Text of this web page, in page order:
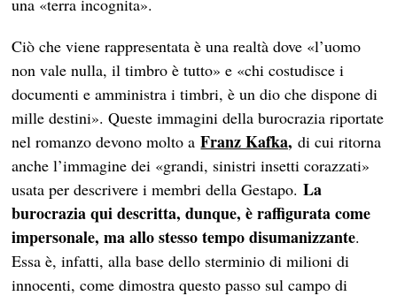
una «terra incognita».
Ciò che viene rappresentata è una realtà dove «l’uomo
non vale nulla, il timbro è tutto» e «chi costudisce i
documenti e amministra i timbri, è un dio che dispone di
mille destini». Queste immagini della burocrazia riportate
nel romanzo devono molto aFranz Kafka, di cui ritorna
anche l’immagine dei «grandi, sinistri insetti corazzati»
usata per descrivere i membri della Gestapo.La
burocrazia qui descritta, dunque, è raffigurata come
impersonale, ma allo stesso tempo disumanizzante.
Essa è, infatti, alla base dello sterminio di milioni di
innocenti, come dimostra questo passo sul campo di